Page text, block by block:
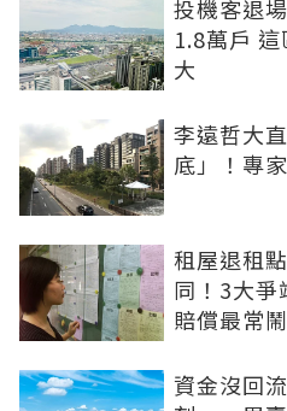
投機客退
1.8萬戶
大
李遠哲大
底」！專
租屋退租
同！3大爭
賠償最常
資金沒回